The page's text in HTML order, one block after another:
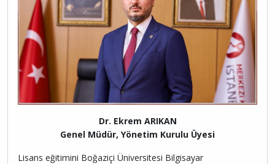
Dr. Ekrem ARIKAN
​Genel Müdür, Yönetim Kurulu Üyesi
Lisans eğitimini Boğaziçi Üniversitesi Bilgisayar